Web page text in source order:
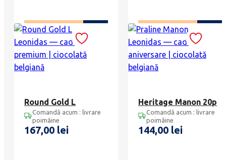
ADAUGĂ ÎN COȘ ADAUGĂ ÎN COȘ
Round Gold L
Comandă acum : livrare
poimâine
167,00 lei
Heritage Manon 20p
Comandă acum : livrare
poimâine
144,00 lei